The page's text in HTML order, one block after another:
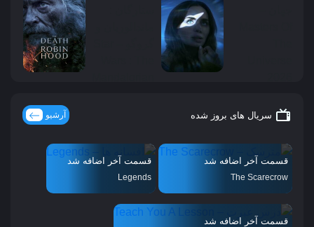
سریال های بروز شده آرشیو
قسمت آخر اضافه شد
The Scarecrow
قسمت آخر اضافه شد
Legends
قسمت آخر اضافه شد